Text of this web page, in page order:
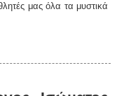
μας όλα τα μυστικά